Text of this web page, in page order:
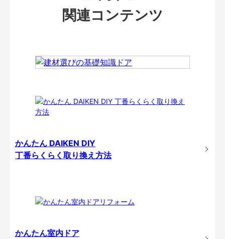
関連コンテンツ
かんたん DAIKEN DIY
丁番らくらく取り換え方法
かんたん室内ドア